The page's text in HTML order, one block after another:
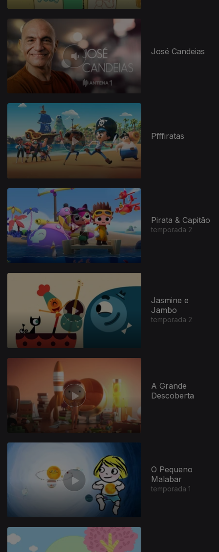
José Candeias
Pfffiratas
Pirata & Capitão
temporada 2
Jasmine e
Jambo
temporada 2
A Grande
Descoberta
O Pequeno
Malabar
temporada 1